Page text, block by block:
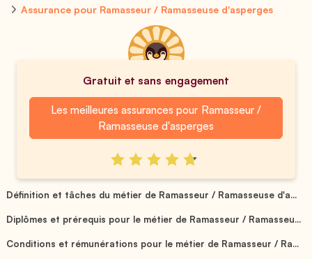
Assurance pour Ramasseur / Ramasseuse d'asperges
Gratuit et sans engagement
Les meilleures assurances pour Ramasseur /
Ramasseuse d'asperges
Définition et tâches du métier de Ramasseur / Ramasseuse d'a...
Diplômes et prérequis pour le métier de Ramasseur / Ramasseu...
Conditions et rémunérations pour le métier de Ramasseur / Ra...